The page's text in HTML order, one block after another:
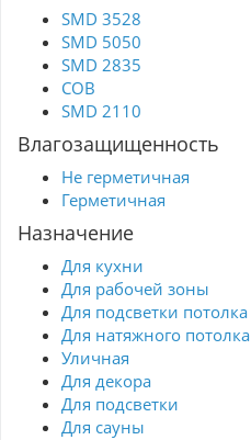
SMD 3528
SMD 5050
SMD 2835
COB
SMD 2110
Влагозащищенность
Не герметичная
Герметичная
Назначение
Для кухни
Для рабочей зоны
Для подсветки потолка
Для натяжного потолка
Уличная
Для декора
Для подсветки
Для сауны